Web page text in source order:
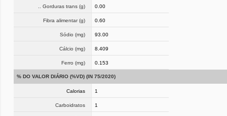
.. Gorduras trans (g) 0.00
Fibra alimentar (g) 0.60
Sódio (mg) 93.00
Cálcio (mg) 8.409
Ferro (mg) 0.153
% DO VALOR DIÁRIO (%VD) (IN 75/2020)
Calorias 1
Carboidratos 1